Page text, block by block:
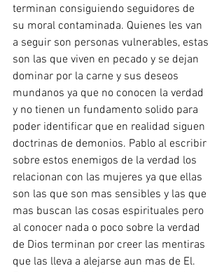
terminan consiguiendo seguidores de
su moral contaminada. Quienes les van
a seguir son personas vulnerables, estas
son las que viven en pecado y se dejan
dominar por la carne y sus deseos
mundanos ya que no conocen la verdad
y no tienen un fundamento solido para
poder identificar que en realidad siguen
doctrinas de demonios. Pablo al escribir
sobre estos enemigos de la verdad los
relacionan con las mujeres ya que ellas
son las que son mas sensibles y las que
mas buscan las cosas espirituales pero
al conocer nada o poco sobre la verdad
de Dios terminan por creer las mentiras
que las lleva a alejarse aun mas de El.